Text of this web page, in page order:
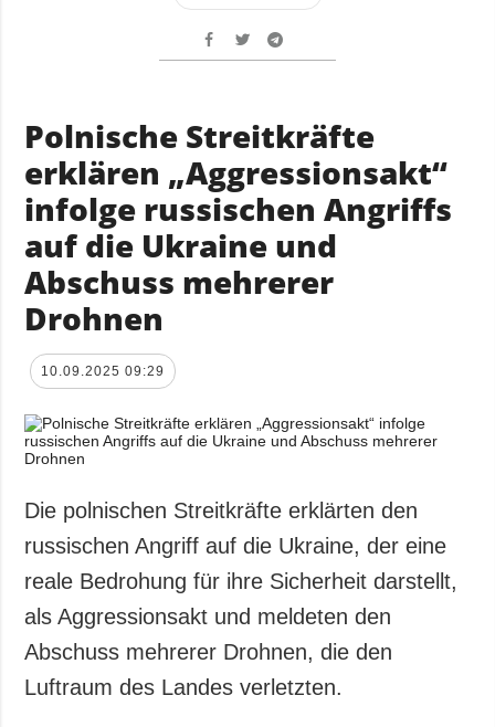
Polnische Streitkräfte
erklären „Aggressionsakt“
infolge russischen Angriffs
auf die Ukraine und
Abschuss mehrerer
Drohnen
10.09.2025 09:29
Die polnischen Streitkräfte erklärten den
russischen Angriff auf die Ukraine, der eine
reale Bedrohung für ihre Sicherheit darstellt,
als Aggressionsakt und meldeten den
Abschuss mehrerer Drohnen, die den
Luftraum des Landes verletzten.